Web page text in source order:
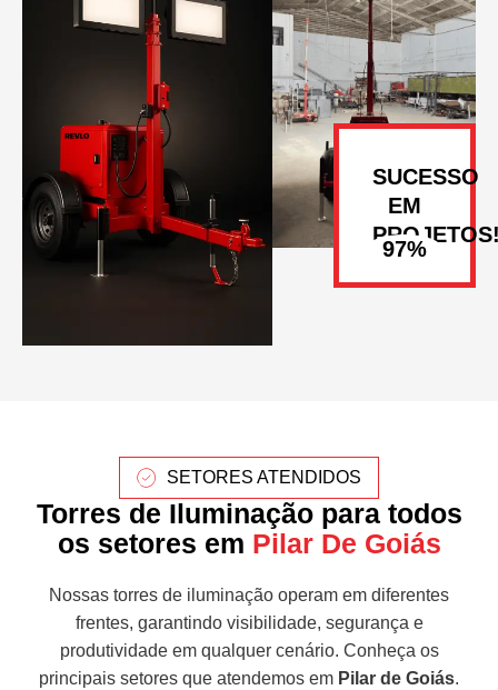
SUCESSO
EM
SETORES ATENDIDOS
Torres de Iluminação para todos
os setores em Pilar De Goiás
Nossas torres de iluminação operam em diferentes
frentes, garantindo visibilidade, segurança e
produtividade em qualquer cenário. Conheça os
principais setores que atendemos em Pilar de Goiás.